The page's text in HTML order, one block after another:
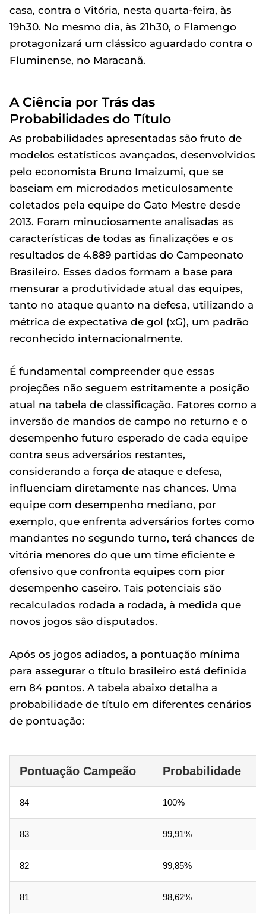
casa, contra o Vitória, nesta quarta-feira, às
19h30. No mesmo dia, às 21h30, o Flamengo
protagonizará um clássico aguardado contra o
Fluminense, no Maracanã.
A Ciência por Trás das
Probabilidades do Título
As probabilidades apresentadas são fruto de
modelos estatísticos avançados, desenvolvidos
pelo economista Bruno Imaizumi, que se
baseiam em microdados meticulosamente
coletados pela equipe do Gato Mestre desde
2013. Foram minuciosamente analisadas as
características de todas as finalizações e os
resultados de 4.889 partidas do Campeonato
Brasileiro. Esses dados formam a base para
mensurar a produtividade atual das equipes,
tanto no ataque quanto na defesa, utilizando a
métrica de expectativa de gol (xG), um padrão
reconhecido internacionalmente.
É fundamental compreender que essas
projeções não seguem estritamente a posição
atual na tabela de classificação. Fatores como a
inversão de mandos de campo no returno e o
desempenho futuro esperado de cada equipe
contra seus adversários restantes,
considerando a força de ataque e defesa,
influenciam diretamente nas chances. Uma
equipe com desempenho mediano, por
exemplo, que enfrenta adversários fortes como
mandantes no segundo turno, terá chances de
vitória menores do que um time eficiente e
ofensivo que confronta equipes com pior
desempenho caseiro. Tais potenciais são
recalculados rodada a rodada, à medida que
novos jogos são disputados.
Após os jogos adiados, a pontuação mínima
para assegurar o título brasileiro está definida
em 84 pontos. A tabela abaixo detalha a
probabilidade de título em diferentes cenários
de pontuação:
Pontuação Campeão Probabilidade
84 100%
83 99,91%
82 99,85%
81 98,62%